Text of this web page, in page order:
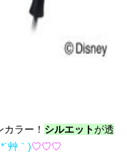
ラー！ シルエットが透
艸｀)♡♡♡